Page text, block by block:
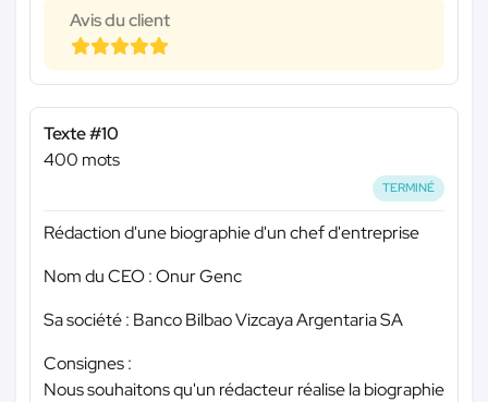
Avis du client
Texte #10
400 mots
TERMINÉ
Rédaction d'une biographie d'un chef d'entreprise
Nom du CEO : Onur Genc
Sa société : Banco Bilbao Vizcaya Argentaria SA
Consignes :
Nous souhaitons qu'un rédacteur réalise la biographie